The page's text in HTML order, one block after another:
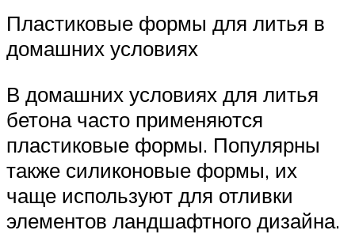
Пластиковые формы для литья в
домашних условиях
В домашних условиях для литья
бетона часто применяются
пластиковые формы. Популярны
также силиконовые формы, их
чаще используют для отливки
элементов ландшафтного дизайна.